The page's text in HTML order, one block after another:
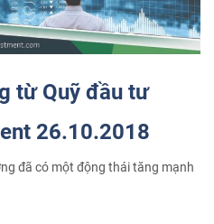
từ Quỹ đầu tư
26.10.2018
đã có một động thái tăng mạnh